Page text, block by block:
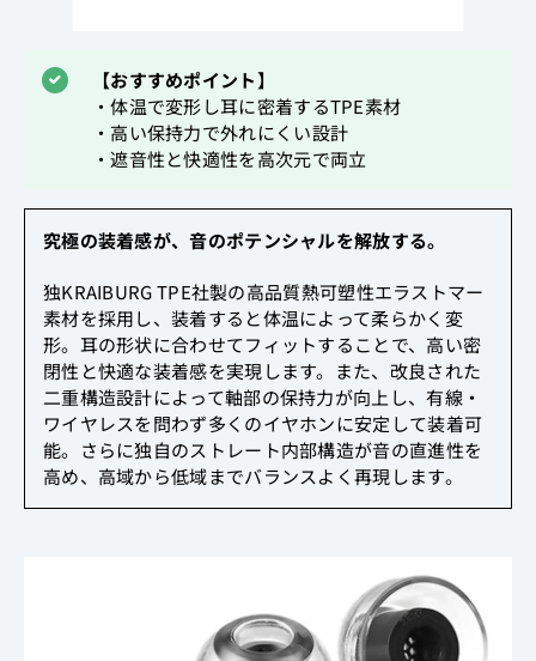
【おすすめポイント】
・体温で変形し耳に密着するTPE素材
・高い保持力で外れにくい設計
・遮音性と快適性を高次元で両立
究極の装着感が、音のポテンシャルを解放する。
独KRAIBURG TPE社製の高品質熱可塑性エラストマー
素材を採用し、装着すると体温によって柔らかく変
形。耳の形状に合わせてフィットすることで、高い密
閉性と快適な装着感を実現します。また、改良された
二重構造設計によって軸部の保持力が向上し、有線・
ワイヤレスを問わず多くのイヤホンに安定して装着可
能。さらに独自のストレート内部構造が音の直進性を
高め、高域から低域までバランスよく再現します。